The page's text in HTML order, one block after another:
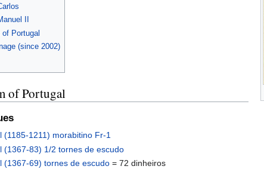
II
of Portugal
(since 2002)
of Portugal
(1185-1211) morabitino Fr-1
(1367-83) 1/2 tornes de escudo
(1367-69) tornes de escudo = 72 dinheiros